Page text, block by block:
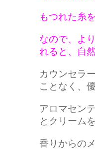
もつれた糸
なので、よ
れると、自
カウンセラ
ことなく、
アロマセン
とクリーム
香りからの